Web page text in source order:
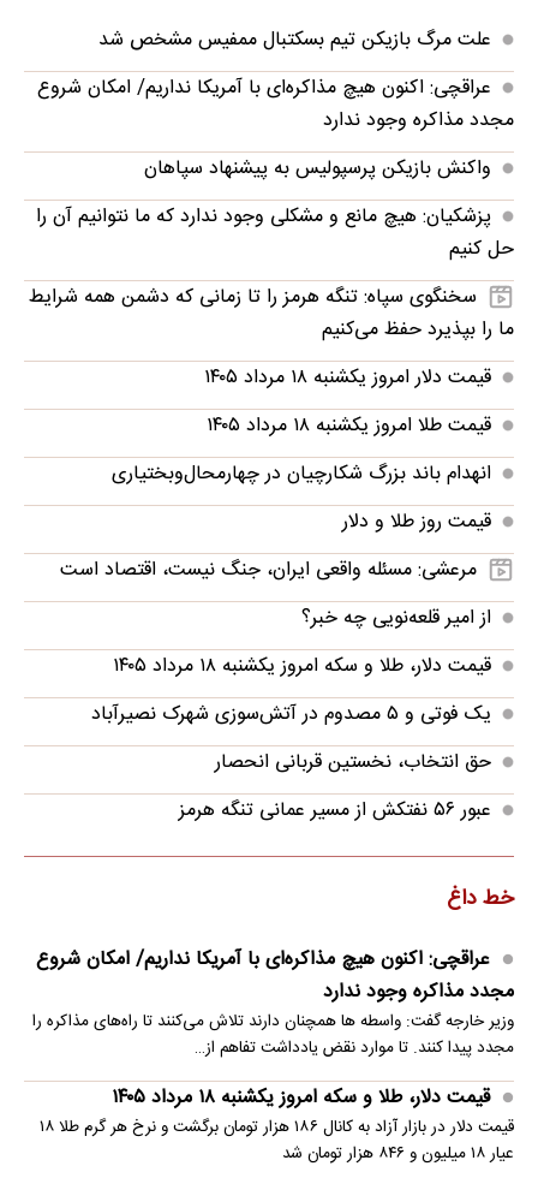
علت مرگ بازیکن تیم بسکتبال ممفیس مشخص شد
عراقچی: اکنون هیچ مذاکره‌ای با آمریکا نداریم/ امکان شروع
مجدد مذاکره وجود ندارد
واکنش بازیکن پرسپولیس به پیشنهاد سپاهان
پزشکیان: هیچ مانع و مشکلی وجود ندارد که ما نتوانیم آن را
حل کنیم
سخنگوی سپاه: تنگه هرمز را تا زمانی که دشمن همه‌ شرایط
ما را بپذیرد حفظ می‌کنیم
قیمت دلار امروز یکشنبه ۱۸ مرداد ۱۴۰۵
قیمت طلا امروز یکشنبه ۱۸ مرداد ۱۴۰۵
انهدام باند بزرگ شکارچیان در چهارمحال‌وبختیاری
قیمت روز طلا و دلار
مرعشی: مسئله واقعی ایران، جنگ نیست، اقتصاد است
از امیر قلعه‌نویی چه خبر؟
قیمت دلار، طلا و سکه امروز یکشنبه ۱۸ مرداد ۱۴۰۵
‌یک فوتی و ۵ مصدوم در آتش‌سوزی شهرک نصیرآباد
حق انتخاب، نخستین قربانی انحصار
عبور ۵۶ نفتکش از مسیر عمانی تنگه هرمز
خط داغ
عراقچی: اکنون هیچ مذاکره‌ای با آمریکا نداریم/ امکان شروع
مجدد مذاکره وجود ندارد
وزیر خارجه گفت: واسطه ها همچنان دارند تلاش می‌کنند تا راه‌های مذاکره را
مجدد پیدا کنند. تا موارد نقض یادداشت تفاهم از…
قیمت دلار، طلا و سکه امروز یکشنبه ۱۸ مرداد ۱۴۰۵
قیمت دلار در بازار آزاد به کانال ۱۸۶ هزار تومان برگشت و نرخ هر گرم طلا ۱۸
عیار ۱۸ میلیون و ۸۴۶ هزار تومان شد